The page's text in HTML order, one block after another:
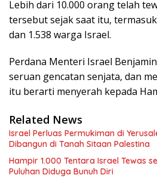
Lebih dari 10.000 orang telah
tersebut sejak saat itu,
dan 1.538 warga Israel.
Perdana Menteri Israel
seruan gencatan senjata, dan
itu berarti menyerah kepada
Related News
Israel Perluas Permukiman di
Dibangun di Tanah Sitaan Palestina
Hampir 1.000 Tentara Israel Tewas
Puluhan Diduga Bunuh Diri